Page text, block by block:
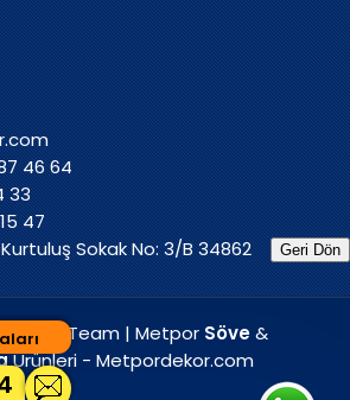
46 64
33
47
Sokak No: 3/B 34862
Web Team | Metpor Söve&
Ürünleri - Metpordekor.com
Geri Dön